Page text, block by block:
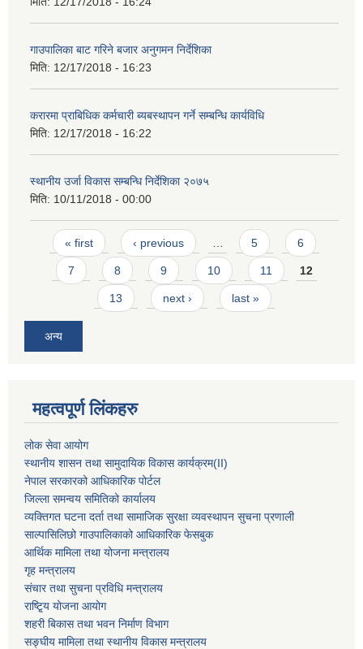
गाउपालिका बाट गरिने बजार अनुगमन निर्देशिका
मिति: 12/17/2018 - 16:23
करारमा प्राबिधिक कर्मचारी ब्यबस्थापन गर्ने सम्बन्धि कार्यविधि
मिति: 12/17/2018 - 16:22
स्थानीय उर्जा विकास सम्बन्धि निर्देशिका २०७५
मिति: 10/11/2018 - 00:00
Pages
« first ‹ previous … 5 6
7 8 9 10 11 12
13 next › last »
अन्य
महत्वपूर्ण लिंकहरु
लोक सेवा आयोग
स्थानीय शासन तथा सामुदायिक विकास कार्यक्रम(II)
नेपाल सरकारको आधिकारिक पोर्टल
जिल्ला समन्वय समितिको कार्यालय
व्यक्तिगत घटना दर्ता तथा सामाजिक सुरक्षा व्यवस्थापन सुचना प्रणाली
साल्पासिलिछो गाउपालिकाको आधिकारिक फेसबुक
आर्थिक मामिला तथा योजना मन्त्रालय
गृह मन्त्रालय
संचार तथा सुचना प्रविधि मन्त्रालय
राष्टि्ृय योजना आयोग
शहरी बिकास तथा भवन निर्माण विभाग
सङ्घीय मामिला तथा स्थानीय विकास मन्त्रालय